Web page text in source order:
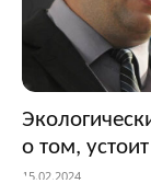
о том,
15.02.2024